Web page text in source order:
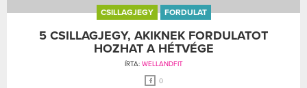
CSILLAGJEGY FORDULAT
5 CSILLAGJEGY, AKIKNEK FORDULATOT
HOZHAT A HÉTVÉGE
ÍRTA: WELLANDFIT
0